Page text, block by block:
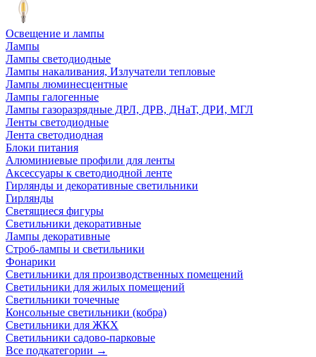
Освещение и лампы
Лампы
Лампы светодиодные
Лампы накаливания, Излучатели тепловые
Лампы люминесцентные
Лампы галогенные
Лампы газоразрядные ДРЛ, ДРВ, ДНаТ, ДРИ, МГЛ
Ленты светодиодные
Лента светодиодная
Блоки питания
Алюминиевые профили для ленты
Аксессуары к светодиодной ленте
Гирлянды и декоративные светильники
Гирлянды
Светящиеся фигуры
Светильники декоративные
Лампы декоративные
Строб-лампы и светильники
Фонарики
Светильники для производственных помещений
Светильники для жилых помещений
Светильники точечные
Консольные светильники (кобра)
Светильники для ЖКХ
Светильники садово-парковые
Все подкатегории →